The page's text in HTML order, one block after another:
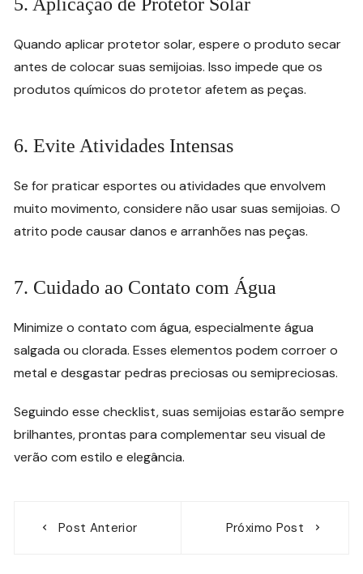
Quando aplicar protetor solar, espere o produto secar
antes de colocar suas semijoias. Isso impede que os
produtos químicos do protetor afetem as peças.
6. Evite Atividades Intensas
Se for praticar esportes ou atividades que envolvem
muito movimento, considere não usar suas semijoias. O
atrito pode causar danos e arranhões nas peças.
7. Cuidado ao Contato com Água
Minimize o contato com água, especialmente água
salgada ou clorada. Esses elementos podem corroer o
metal e desgastar pedras preciosas ou semipreciosas.
Seguindo esse checklist, suas semijoias estarão sempre
brilhantes, prontas para complementar seu visual de
verão com estilo e elegância.
Post Anterior Próximo Post